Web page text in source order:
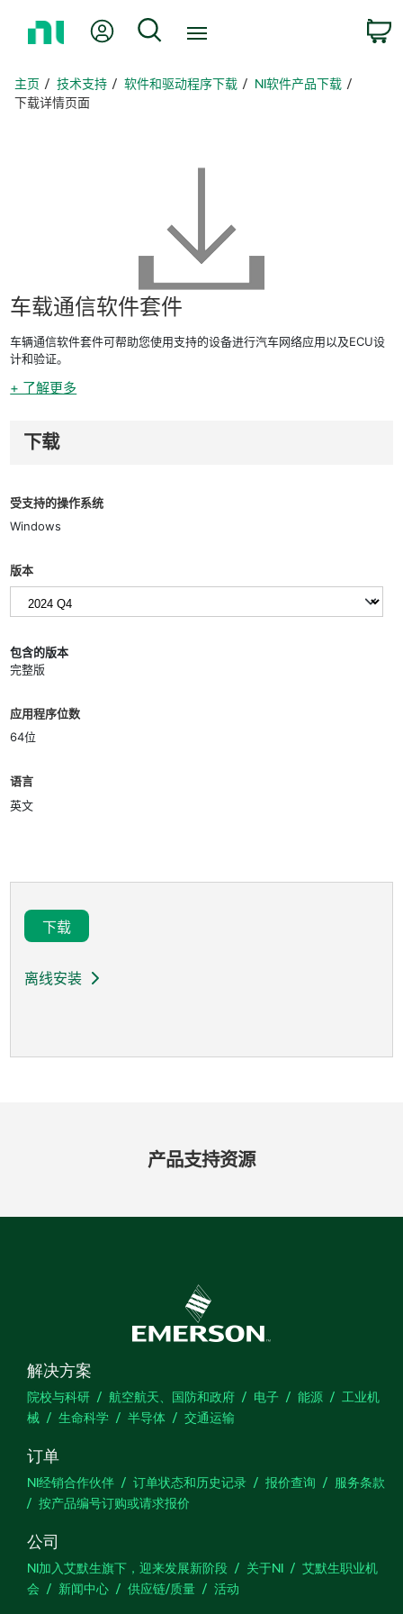
页
我的账户 搜索
主页 技术支持 软件和驱动程序下载
NI软件产品下载
下载详情页面
车载通信软件套件
车辆通信软件套件可帮助您使用支持的设备进行汽车网络应用以及ECU设
计和验证。
+ 了解更多
下载
受支持的操作系统
Windows
版本
包含的版本
完整版
应用程序位数
64位
语言
英文
下载
离线安装
产品​支持​资源
解决方案
院校与科研 航空航天、国防和政府 电子 能源
工业机
械
生命科学 半导体 交通运输
订单
NI经销合作伙伴 订单状态和历史记录 报价查询
服务条款
按产品编号订购或请求报价
公司
NI加入艾默生旗下，迎来发展新阶段 关于NI
艾默生职业机
会
新闻中心 供应链/质量 活动